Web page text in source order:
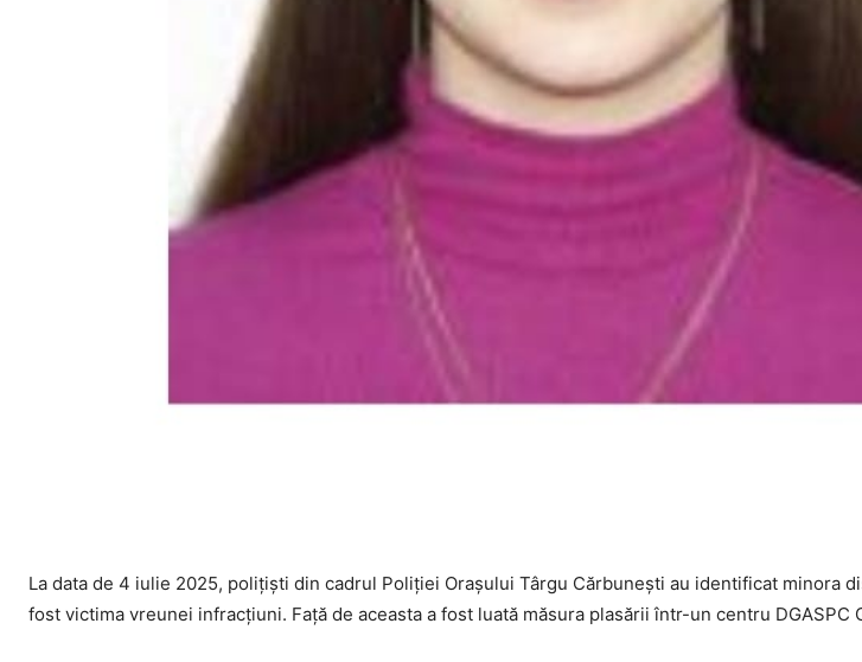
La data de 4 iulie 2025, polițiști din cadrul Poliției Orașului Târgu Cărbunești au identificat minora
fost victima vreunei infracțiuni. Față de aceasta a fost luată măsura plasării într-un centru DGASPC